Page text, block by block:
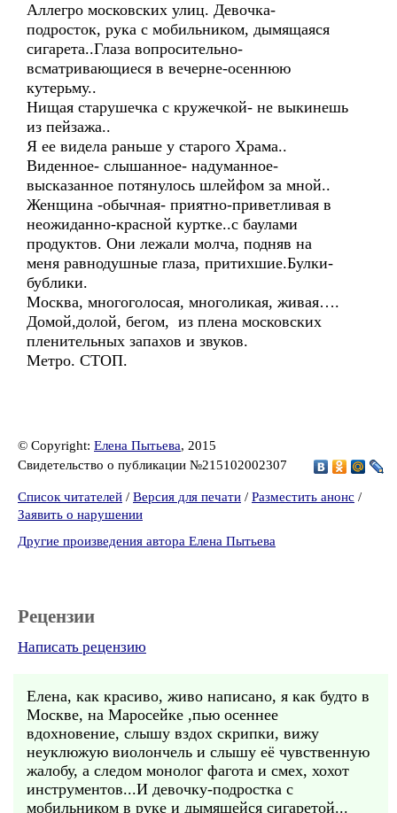
Аллегро московских улиц. Девочка-
подросток, рука с мобильником, дымящаяся
сигарета..Глаза вопросительно-
всматривающиеся в вечерне-осеннюю
кутерьму..
Нищая старушечка с кружечкой- не выкинешь
из пейзажа..
Я ее видела раньше у старого Храма..
Виденное- слышанное- надуманное-
высказанное потянулось шлейфом за мной..
Женщина -обычная- приятно-приветливая в
неожиданно-красной куртке..с баулами
продуктов. Они лежали молча, подняв на
меня равнодушные глаза, притихшие.Булки-
бублики.
Москва, многоголосая, многоликая, живая….
Домой,долой, бегом, из плена московских
пленительных запахов и звуков.
Метро. СТОП.
© Copyright: Елена Пытьева, 2015
Свидетельство о публикации №215102002307
Список читателей / Версия для печати / Разместить анонс /
Заявить о нарушении
Другие произведения автора Елена Пытьева
Рецензии
Написать рецензию
Елена, как красиво, живо написано, я как будто в
Москве, на Маросейке ,пью осеннее
вдохновение, слышу вздох скрипки, вижу
неуклюжую виолончель и слышу её чувственную
жалобу, а следом монолог фагота и смех, хохот
инструментов...И девочку-подростка с
мобильником в руке и дымящейся сигаретой...